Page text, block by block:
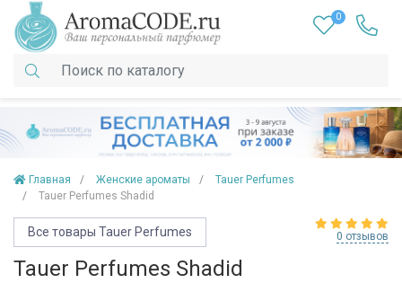
0
Главная Женские ароматы
Tauer Perfumes
Tauer Perfumes Shadid
Все товары Tauer Perfumes 0 отзывов
Tauer Perfumes Shadid